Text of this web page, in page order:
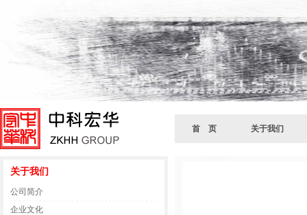
首 页 关于我们
关于我们
公司简介
企业文化